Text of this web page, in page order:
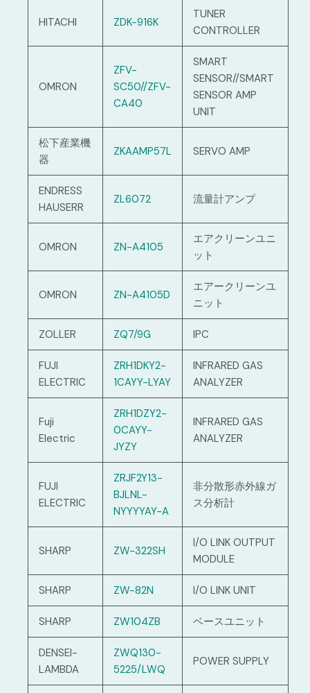
HITACHI ZDK-916K
TUNER
CONTROLLER
OMRON
ZFV-
SC50//ZFV-
CA40
SMART
SENSOR//SMART
SENSOR AMP
UNIT
松下産業機
器
ZKAAMP57L SERVO AMP
ENDRESS
HAUSERR
ZL6072 流量計アンプ
OMRON ZN-A4105
エアクリーンユニ
ット
OMRON ZN-A4105D
エアークリーンユ
ニット
ZOLLER ZQ7/9G IPC
FUJI
ELECTRIC
ZRH1DKY2-
1CAYY-LYAY
INFRARED GAS
ANALYZER
Fuji
Electric
ZRH1DZY2-
0CAYY-
JYZY
INFRARED GAS
ANALYZER
FUJI
ELECTRIC
ZRJF2Y13-
BJLNL-
NYYYYAY-A
非分散形赤外線ガ
ス分析計
SHARP ZW-322SH
I/O LINK OUTPUT
MODULE
SHARP ZW-82N I/O LINK UNIT
SHARP ZW104ZB ベースユニット
DENSEI-
LAMBDA
ZWQ130-
5225/LWQ
POWER SUPPLY